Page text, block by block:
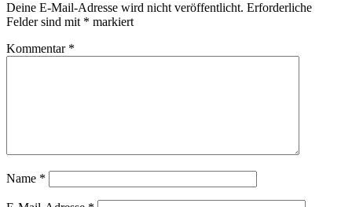
Deine E-Mail-Adresse wird nicht veröffentlicht. Erforderliche
Felder sind mit * markiert
Kommentar *
Name *